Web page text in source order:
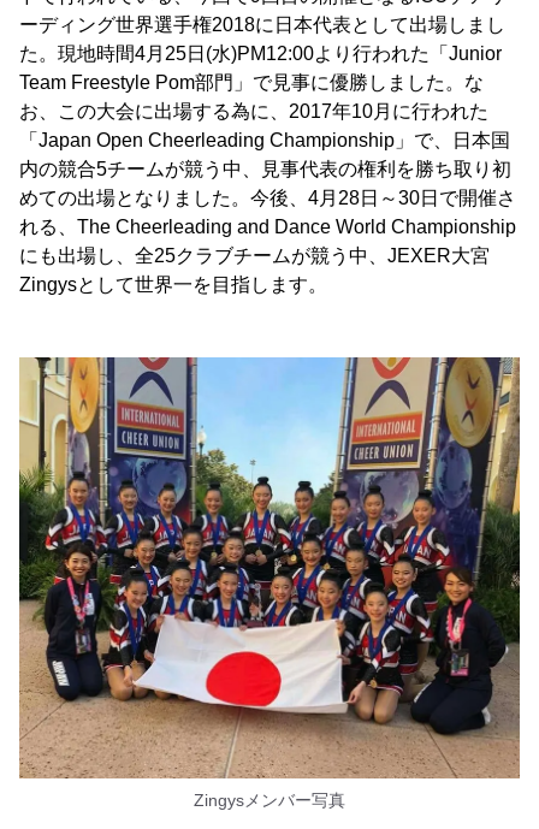
ーディング世界選手権2018に日本代表として出場しまし
た。現地時間4月25日(水)PM12:00より行われた「Junior
Team Freestyle Pom部門」で見事に優勝しました。な
お、この大会に出場する為に、2017年10月に行われた
「Japan Open Cheerleading Championship」で、日本国
内の競合5チームが競う中、見事代表の権利を勝ち取り初
めての出場となりました。今後、4月28日～30日で開催さ
れる、The Cheerleading and Dance World Championship
にも出場し、全25クラブチームが競う中、JEXER大宮
Zingysとして世界一を目指します。
Zingysメンバー写真